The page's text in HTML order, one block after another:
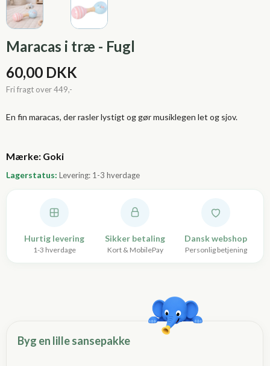
Maracas i træ - Fugl
60,00 DKK
En fin maracas, der rasler lystigt og gør musiklegen let og sjov.
Lagerstatus: Levering: 1-3 hverdage
Hurtig levering
1-3 hverdage
Sikker betaling
Kort & MobilePay
Dansk webshop
Personlig betjening
Byg en lille sansepakke